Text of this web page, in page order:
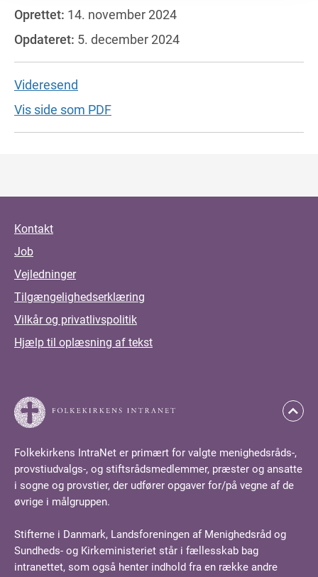
Oprettet: 14. november 2024
Opdateret: 5. december 2024
Videresend
Vis side som PDF
Kontakt
Job
Vejledninger
Tilgængelighedserklæring
Vilkår og privatlivspolitik
Hjælp til oplæsning af tekst
Folkekirkens IntraNet er primært for valgte menighedsråds-,
provstiudvalgs-, og stiftsrådsmedlemmer, præster og ansatte
i sogne og provstier, der udfører opgaver for/på vegne af de
øvrige i målgruppen.
Stifterne i Danmark, Landsforeningen af Menighedsråd og
Sundheds- og Kirkeministeriet står i fællesskab bag
intranettet, som også henter indhold fra en række andre